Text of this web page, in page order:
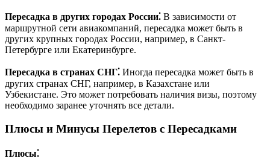
Пересадка в других городах России⁚ В зависимости от
маршрутной сети авиакомпаний, пересадка может быть в
других крупных городах России, например, в Санкт-
Петербурге или Екатеринбурге.
Пересадка в странах СНГ⁚ Иногда пересадка может быть в
других странах СНГ, например, в Казахстане или
Узбекистане. Это может потребовать наличия визы, поэтому
необходимо заранее уточнять все детали.
Плюсы и Минусы Перелетов с Пересадками
Плюсы⁚